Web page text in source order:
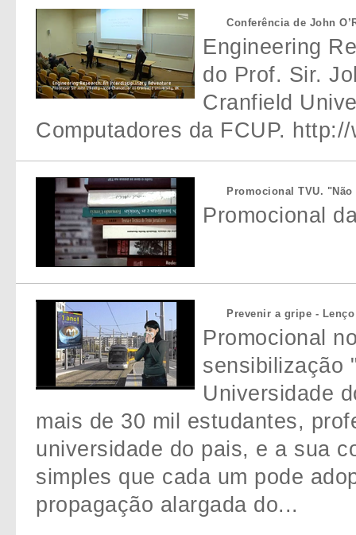
Conferência de John
Engineering
do Prof. Sir.
Cranfield
Computadores da FCUP.
Promocional TVU.
Promocional
Prevenir a gripe - Lenço
Promocional
sensibilização
Universidade
mais de 30 mil estudantes,
universidade do pais, e a sua
simples que cada um pode
propagação alargada do...